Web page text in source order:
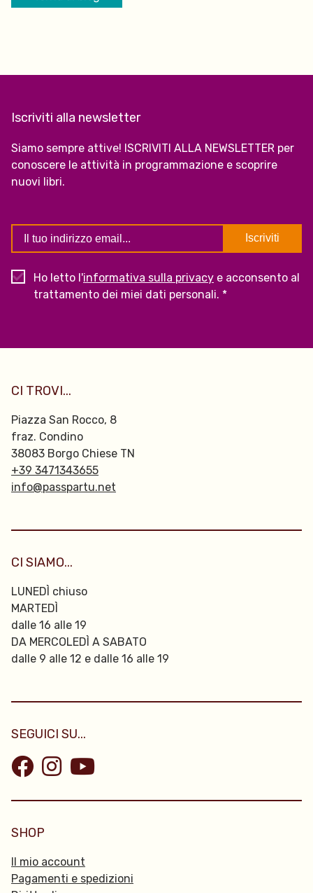
Iscriviti alla newsletter
Siamo sempre attive! ISCRIVITI ALLA NEWSLETTER per
conoscere le attività in programmazione e scoprire
nuovi libri.
Ho letto l'informativa sulla privacy e acconsento al
trattamento dei miei dati personali. *
CI TROVI...
Piazza San Rocco, 8
fraz. Condino
38083 Borgo Chiese TN
+39 3471343655
info@passpartu.net
CI SIAMO...
LUNEDÌ chiuso
MARTEDÌ
dalle 16 alle 19
DA MERCOLEDÌ A SABATO
dalle 9 alle 12 e dalle 16 alle 19
SEGUICI SU...
SHOP
Il mio account
Pagamenti e spedizioni